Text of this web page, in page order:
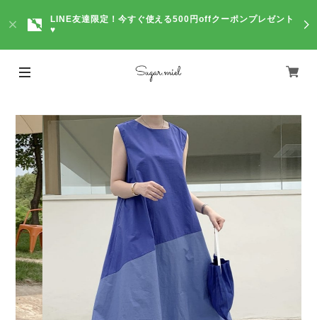
LINE友達限定！今すぐ使える500円offクーポンプレゼント
♥